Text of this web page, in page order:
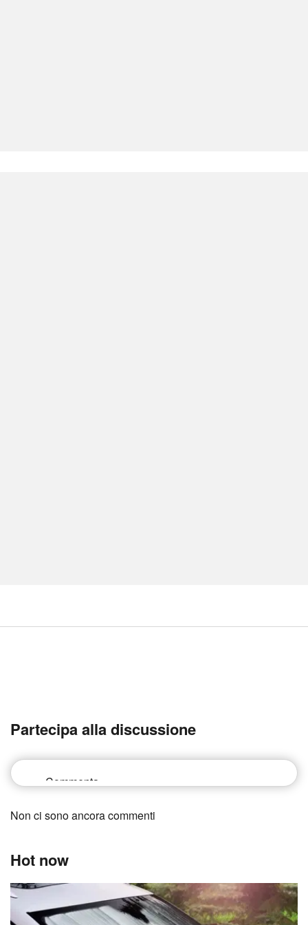
Partecipa alla discussione
Non ci sono ancora commenti
Hot now